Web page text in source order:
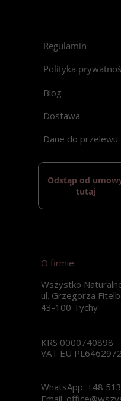
Odstąp od
tutaj
Blog
Dostawa
Dane do przelewu
Regulamin
Polityka
O firmie:
Wszystko
ul. Grzegorza
43-100 Tychy
KRS 0000740898
VAT EU
WhatsApp: +48
Email: